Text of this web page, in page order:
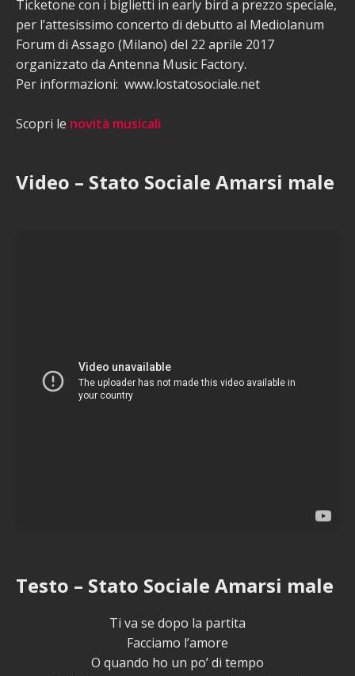
Ticketone con i biglietti in early bird a prezzo speciale,
per l’attesissimo concerto di debutto al Mediolanum
Forum di Assago (Milano) del 22 aprile 2017
organizzato da Antenna Music Factory.
Per informazioni: www.lostatosociale.net
Scopri le novità musicali
Video – Stato Sociale Amarsi male
Testo – Stato Sociale Amarsi male
Ti va se dopo la partita
Facciamo l’amore
O quando ho un po’ di tempo